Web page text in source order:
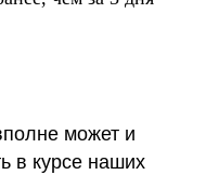
может и
в курсе наших